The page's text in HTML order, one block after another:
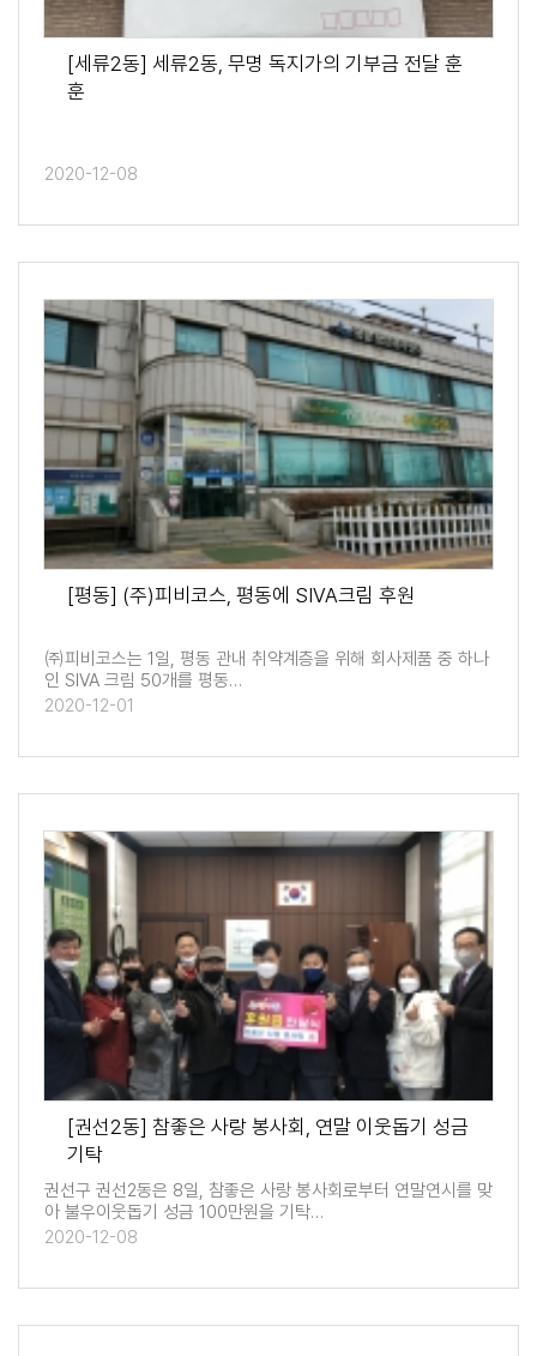
[세류2동] 세류2동, 무명 독지가의 기부금 전달 훈
훈
2020-12-08
[평동] (주)피비코스, 평동에 SIVA크림 후원
㈜피비코스는 1일, 평동 관내 취약계층을 위해 회사제품 중 하나
인 SIVA 크림 50개를 평동…
2020-12-01
[권선2동] 참좋은 사랑 봉사회, 연말 이웃돕기 성금
기탁
권선구 권선2동은 8일, 참좋은 사랑 봉사회로부터 연말연시를 맞
아 불우이웃돕기 성금 100만원을 기탁…
2020-12-08